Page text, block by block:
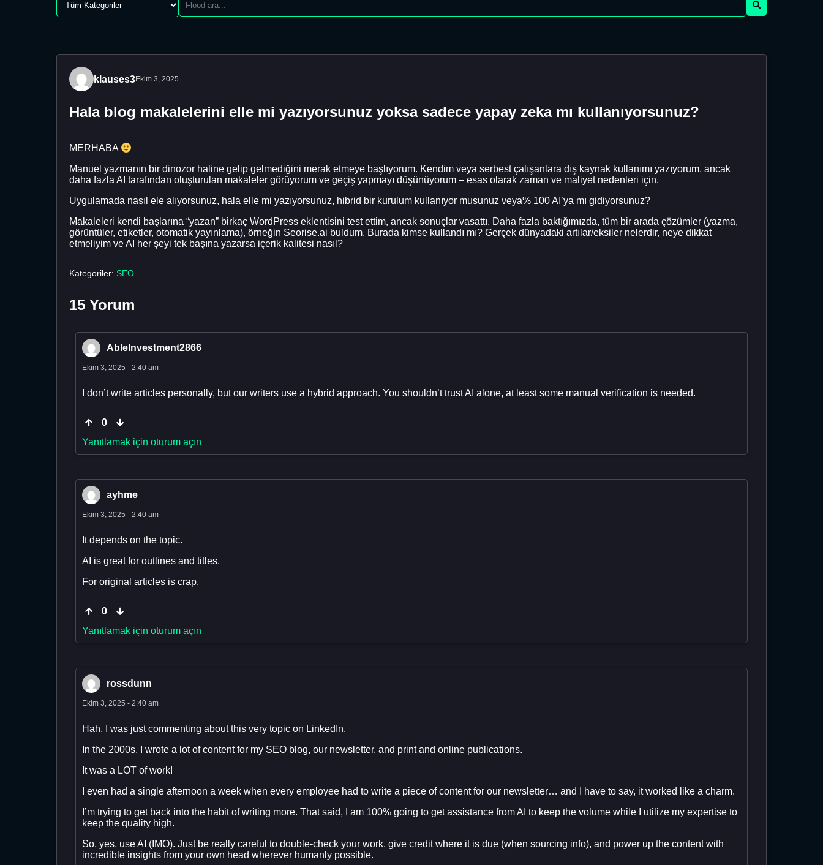
klauses3Ekim 3, 2025
Hala blog makalelerini elle mi yazıyorsunuz yoksa sadece yapay zeka mı kullanıyorsunuz?
MERHABA
Manuel yazmanın bir dinozor haline gelip gelmediğini merak etmeye başlıyorum. Kendim veya serbest çalışanlara dış kaynak kullanımı yazıyorum, ancak
daha fazla AI tarafından oluşturulan makaleler görüyorum ve geçiş yapmayı düşünüyorum – esas olarak zaman ve maliyet nedenleri için.
Uygulamada nasıl ele alıyorsunuz, hala elle mi yazıyorsunuz, hibrid bir kurulum kullanıyor musunuz veya% 100 AI’ya mı gidiyorsunuz?
Makaleleri kendi başlarına “yazan” birkaç WordPress eklentisini test ettim, ancak sonuçlar vasattı. Daha fazla baktığımızda, tüm bir arada çözümler (yazma,
görüntüler, etiketler, otomatik yayınlama), örneğin Seorise.ai buldum. Burada kimse kullandı mı? Gerçek dünyadaki artılar/eksiler nelerdir, neye dikkat
etmeliyim ve AI her şeyi tek başına yazarsa içerik kalitesi nasıl?
Kategoriler: SEO
15 Yorum
AbleInvestment2866
Ekim 3, 2025 - 2:40 am
I don’t write articles personally, but our writers use a hybrid approach. You shouldn’t trust AI alone, at least some manual verification is needed.
0
Yanıtlamak için oturum açın
ayhme
Ekim 3, 2025 - 2:40 am
It depends on the topic.
AI is great for outlines and titles.
For original articles is crap.
0
Yanıtlamak için oturum açın
rossdunn
Ekim 3, 2025 - 2:40 am
Hah, I was just commenting about this very topic on LinkedIn.
In the 2000s, I wrote a lot of content for my SEO blog, our newsletter, and print and online publications.
It was a LOT of work!
I even had a single afternoon a week when every employee had to write a piece of content for our newsletter… and I have to say, it worked like a charm.
I’m trying to get back into the habit of writing more. That said, I am 100% going to get assistance from AI to keep the volume while I utilize my expertise to
keep the quality high.
So, yes, use AI (IMO). Just be really careful to double-check your work, give credit where it is due (when sourcing info), and power up the content with
incredible insights from your own head wherever humanly possible.